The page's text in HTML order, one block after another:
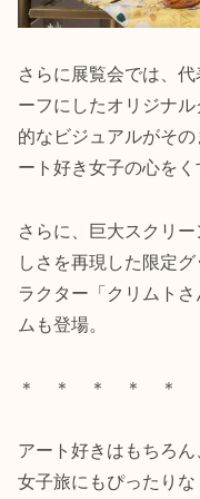
さらに展覧会では、
ーフにしたオリジナ
的なビジュアルがそ
ート好き女子の心をく
さらに、巨大スクリ
しさを再現した限定
ラクター「クリムト
ムも登場。
＊ ＊ ＊ ＊ ＊
アート好きはもちろ
女子旅にもぴったり